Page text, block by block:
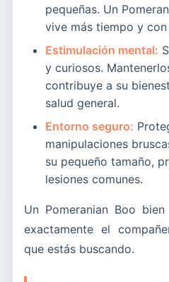
pequeñas. Un
vive más tiempo y
Estimulación mental:
y curiosos.
contribuye a su
salud general.
Entorno seguro:
manipulaciones
su pequeño tamaño,
lesiones comunes.
Un Pomeranian Boo
exactamente el
que estás buscando.